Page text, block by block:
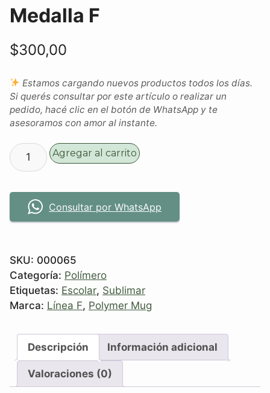
Medalla F
$300,00
Estamos cargando nuevos productos todos los días.
Si querés consultar por este artículo o realizar un
pedido, hacé clic en el botón de WhatsApp y te
asesoramos con amor al instante.
Agregar al carrito
Consultar por WhatsApp
SKU: 000065
Categoría: Polímero
Etiquetas: Escolar, Sublimar
Marca: Línea F, Polymer Mug
Descripción Información adicional
Valoraciones (0)